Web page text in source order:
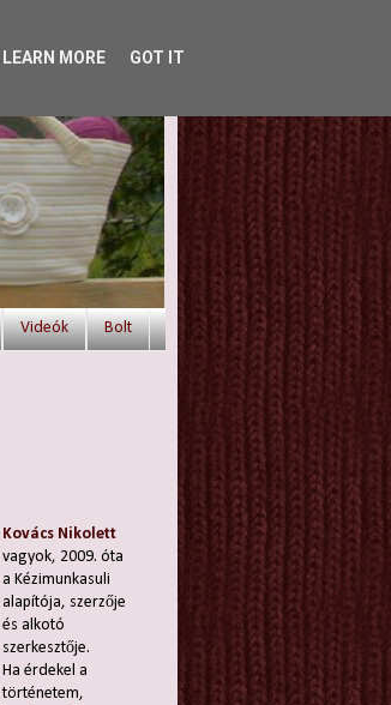
Videók Bolt
Kovács Nikolett
vagyok, 2009. óta
a Kézimunkasuli
alapítója, szerzője
és alkotó
szerkesztője.
Ha érdekel a
történetem,
LEARN MORE GOT IT